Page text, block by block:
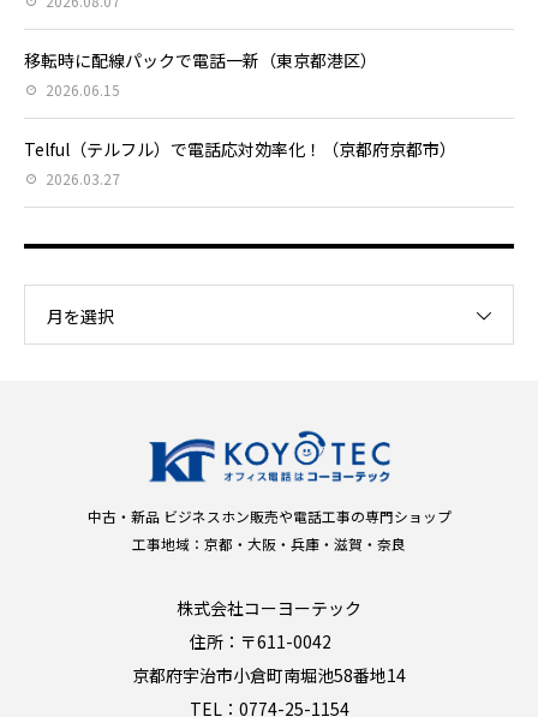
移転時に配線パックで電話一新（東京都港区）
2026.06.15
Telful（テルフル）で電話応対効率化！（京都府京都市）
2026.03.27
月を選択
中古・新品 ビジネスホン販売や電話工事の専門ショップ
工事地域：京都・大阪・兵庫・滋賀・奈良
株式会社コーヨーテック
住所：〒611-0042
京都府宇治市小倉町南堀池58番地14
TEL：0774-25-1154